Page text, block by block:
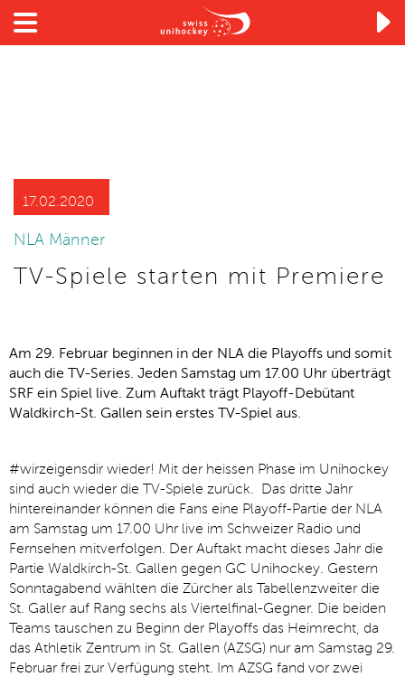

17.02.2020
NLA Männer
TV-Spiele starten mit Premiere
Am 29. Februar beginnen in der NLA die Playoffs und somit
auch die TV-Series. Jeden Samstag um 17.00 Uhr überträgt
SRF ein Spiel live. Zum Auftakt trägt Playoff-Debütant
Waldkirch-St. Gallen sein erstes TV-Spiel aus.
#wirzeigensdir wieder! Mit der heissen Phase im Unihockey
sind auch wieder die TV-Spiele zurück. Das dritte Jahr
hintereinander können die Fans eine Playoff-Partie der NLA
am Samstag um 17.00 Uhr live im Schweizer Radio und
Fernsehen mitverfolgen. Der Auftakt macht dieses Jahr die
Partie Waldkirch-St. Gallen gegen GC Unihockey. Gestern
Sonntagabend wählten die Zürcher als Tabellenzweiter die
St. Galler auf Rang sechs als Viertelfinal-Gegner. Die beiden
Teams tauschen zu Beginn der Playoffs das Heimrecht, da
das Athletik Zentrum in St. Gallen (AZSG) nur am Samstag 29.
Februar frei zur Verfügung steht. Im AZSG fand vor zwei